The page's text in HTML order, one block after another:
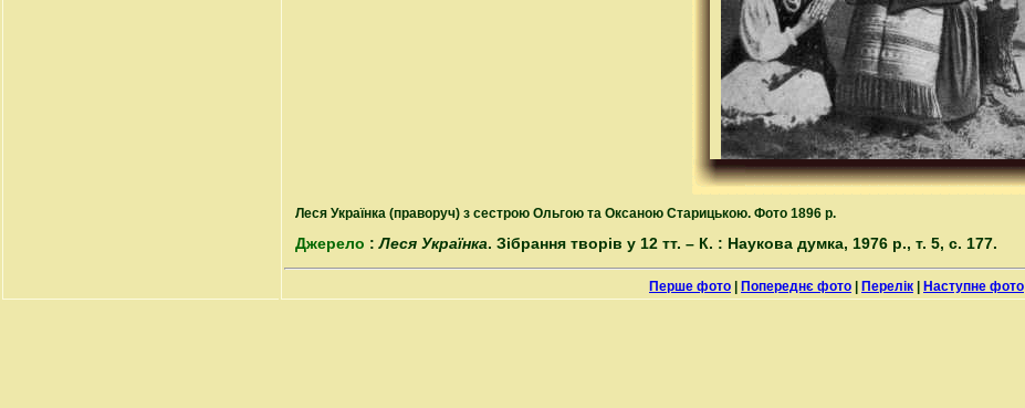
Леся Українка (праворуч) з сестрою Ольгою та Оксаною Старицькою. Фото 1896 р.
Джерело :Леся Українка. Зібрання творів у 12 тт. – К. : Наукова думка, 1976 р., т. 5, с. 177.
Перше фото Попереднє фото Перелік Наступне фото